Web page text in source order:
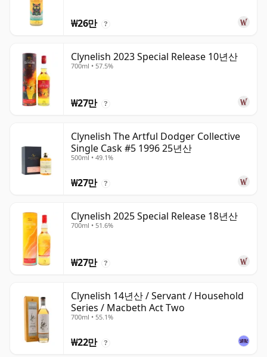
₩26만 ?
Clynelish 2023 Special Release 10년산
700ml • 57.5%
₩27만 ?
Clynelish The Artful Dodger Collective
Single Cask #5 1996 25년산
500ml • 49.1%
₩27만 ?
Clynelish 2025 Special Release 18년산
700ml • 51.6%
₩27만 ?
Clynelish 14년산 / Servant / Household
Series / Macbeth Act Two
700ml • 55.1%
₩22만 ?